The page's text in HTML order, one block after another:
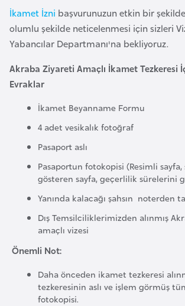
İkamet İzni başvurunuzun etkin bir
olumlu şekilde neticelenmesi için sizleri
Yabancılar Departmanı'na bekliyoruz.
Akraba Ziyareti Amaçlı İkamet Tezkeresi
Evraklar
İkamet Beyanname Formu
4 adet vesikalık fotoğraf
Pasaport aslı
Pasaportun fotokopisi (Resimli
gösteren sayfa, geçerlilik sürelerini
Yanında kalacağı şahsın noterden
Dış Temsilciliklerimizden alınmış
amaçlı vizesi
Önemli Not:
Daha önceden ikamet tezkeresi
tezkeresinin aslı ve işlem görmüş
fotokopisi.
a
n
g
a
d